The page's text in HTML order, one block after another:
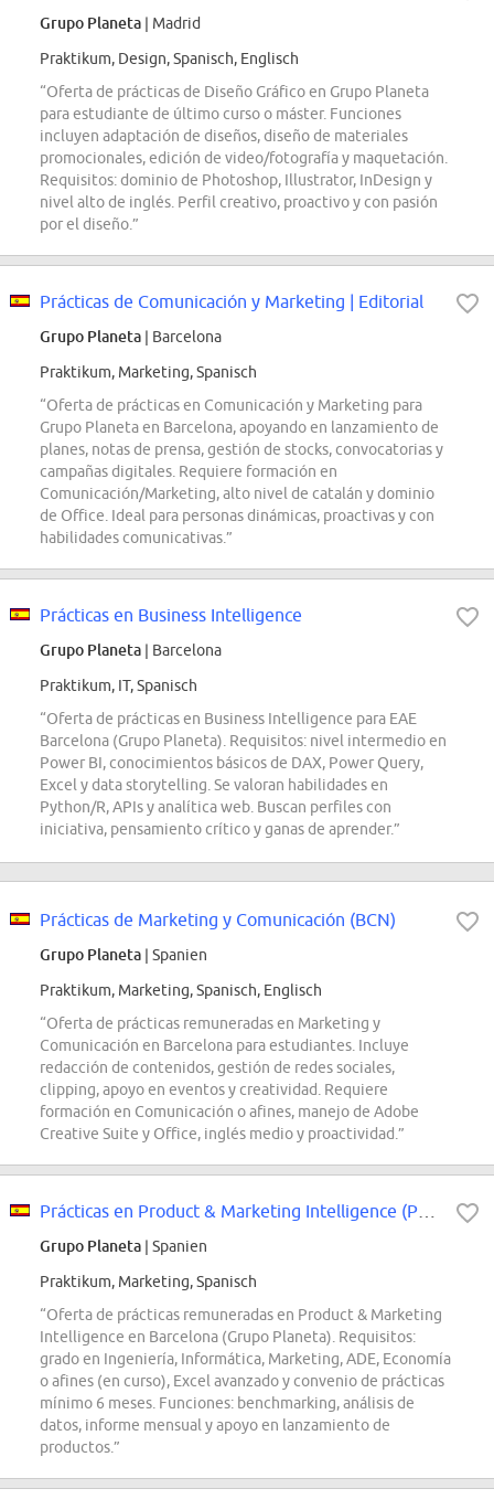
Grupo Planeta | Madrid
Praktikum, Design, Spanisch, Englisch
“Oferta de prácticas de Diseño Gráfico en Grupo Planeta
para estudiante de último curso o máster. Funciones
incluyen adaptación de diseños, diseño de materiales
promocionales, edición de video/fotografía y maquetación.
Requisitos: dominio de Photoshop, Illustrator, InDesign y
nivel alto de inglés. Perfil creativo, proactivo y con pasión
por el diseño.”
Prácticas de Comunicación y Marketing | Editorial
Grupo Planeta | Barcelona
Praktikum, Marketing, Spanisch
“Oferta de prácticas en Comunicación y Marketing para
Grupo Planeta en Barcelona, apoyando en lanzamiento de
planes, notas de prensa, gestión de stocks, convocatorias y
campañas digitales. Requiere formación en
Comunicación/Marketing, alto nivel de catalán y dominio
de Office. Ideal para personas dinámicas, proactivas y con
habilidades comunicativas.”
Prácticas en Business Intelligence
Grupo Planeta | Barcelona
Praktikum, IT, Spanisch
“Oferta de prácticas en Business Intelligence para EAE
Barcelona (Grupo Planeta). Requisitos: nivel intermedio en
Power BI, conocimientos básicos de DAX, Power Query,
Excel y data storytelling. Se valoran habilidades en
Python/R, APIs y analítica web. Buscan perfiles con
iniciativa, pensamiento crítico y ganas de aprender.”
Prácticas de Marketing y Comunicación (BCN)
Grupo Planeta | Spanien
Praktikum, Marketing, Spanisch, Englisch
“Oferta de prácticas remuneradas en Marketing y
Comunicación en Barcelona para estudiantes. Incluye
redacción de contenidos, gestión de redes sociales,
clipping, apoyo en eventos y creatividad. Requiere
formación en Comunicación o afines, manejo de Adobe
Creative Suite y Office, inglés medio y proactividad.”
Grupo Planeta | Spanien
Praktikum, Marketing, Spanisch
“Oferta de prácticas remuneradas en Product & Marketing
Intelligence en Barcelona (Grupo Planeta). Requisitos:
grado en Ingeniería, Informática, Marketing, ADE, Economía
o afines (en curso), Excel avanzado y convenio de prácticas
mínimo 6 meses. Funciones: benchmarking, análisis de
datos, informe mensual y apoyo en lanzamiento de
productos.”